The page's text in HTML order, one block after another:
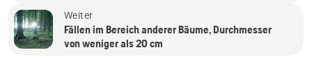
Weiter
Fällen im Bereich anderer Bäume, Durchmesser
von weniger als 20 cm